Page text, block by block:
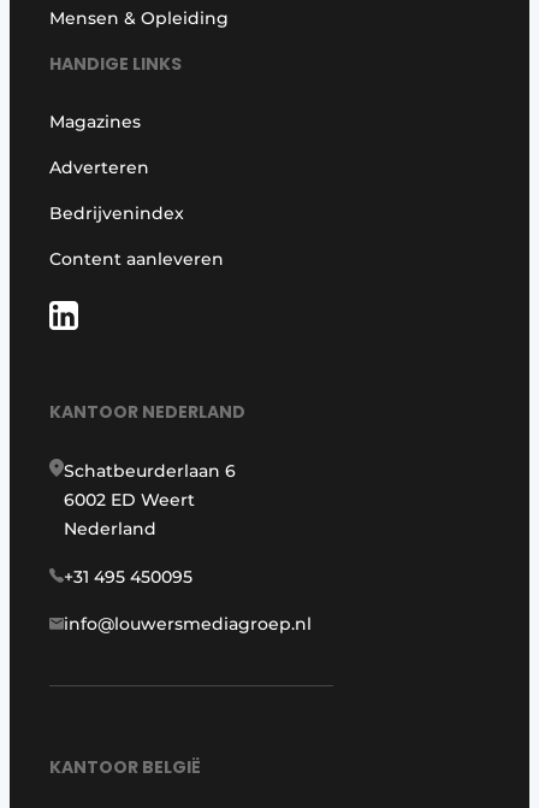
Mensen & Opleiding
HANDIGE LINKS
Magazines
Adverteren
Bedrijvenindex
Content aanleveren
KANTOOR NEDERLAND
Schatbeurderlaan 6
6002 ED Weert
Nederland
+31 495 450095
info@louwersmediagroep.nl
KANTOOR BELGIË